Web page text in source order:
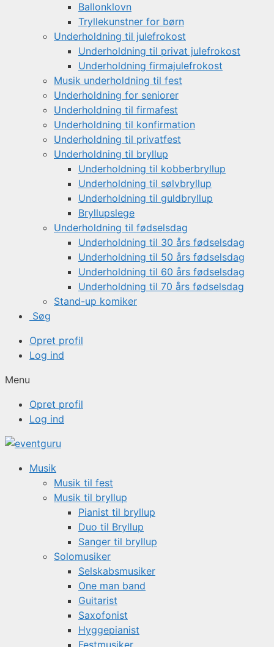
Ballonklovn
Tryllekunstner for børn
Underholdning til julefrokost
Underholdning til privat julefrokost
Underholdning firmajulefrokost
Musik underholdning til fest
Underholdning for seniorer
Underholdning til firmafest
Underholdning til konfirmation
Underholdning til privatfest
Underholdning til bryllup
Underholdning til kobberbryllup
Underholdning til sølvbryllup
Underholdning til guldbryllup
Bryllupslege
Underholdning til fødselsdag
Underholdning til 30 års fødselsdag
Underholdning til 50 års fødselsdag
Underholdning til 60 års fødselsdag
Underholdning til 70 års fødselsdag
Stand-up komiker
Søg
Opret profil
Log ind
Menu
Opret profil
Log ind
Musik
Musik til fest
Musik til bryllup
Pianist til bryllup
Duo til Bryllup
Sanger til bryllup
Solomusiker
Selskabsmusiker
One man band
Guitarist
Saxofonist
Hyggepianist
Festmusiker